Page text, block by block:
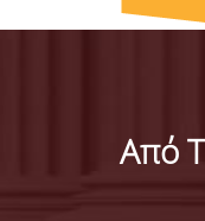
Από